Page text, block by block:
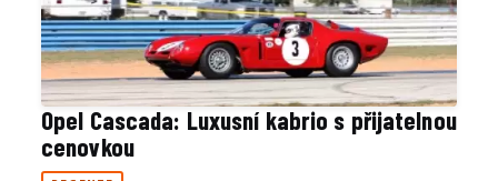
Opel Cascada: Luxusní kabrio s přijatelnou
cenovkou